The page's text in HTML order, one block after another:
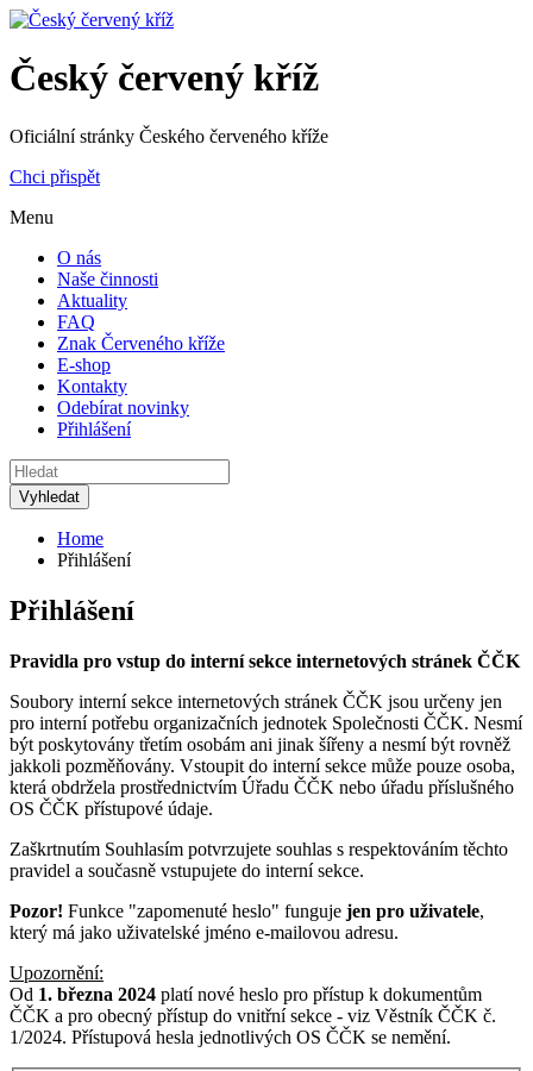
Český červený kříž
Oficiální stránky Českého červeného kříže
Chci přispět
Menu
O nás
Naše činnosti
Aktuality
FAQ
Znak Červeného kříže
E-shop
Kontakty
Odebírat novinky
Přihlášení
Home
Přihlášení
Přihlášení
Pravidla pro vstup do interní sekce internetových stránek ČČK
Soubory interní sekce internetových stránek ČČK jsou určeny jen
pro interní potřebu organizačních jednotek Společnosti ČČK. Nesmí
být poskytovány třetím osobám ani jinak šířeny a nesmí být rovněž
jakkoli pozměňovány. Vstoupit do interní sekce může pouze osoba,
která obdržela prostřednictvím Úřadu ČČK nebo úřadu příslušného
OS ČČK přístupové údaje.
Zaškrtnutím Souhlasím potvrzujete souhlas s respektováním těchto
pravidel a současně vstupujete do interní sekce.
Pozor! Funkce "zapomenuté heslo" funguje jen pro uživatele,
který má jako uživatelské jméno e-mailovou adresu.
Upozornění:
Od 1. března 2024 platí nové heslo pro přístup k dokumentům
ČČK a pro obecný přístup do vnitřní sekce - viz Věstník ČČK č.
1/2024. Přístupová hesla jednotlivých OS ČČK se nemění.